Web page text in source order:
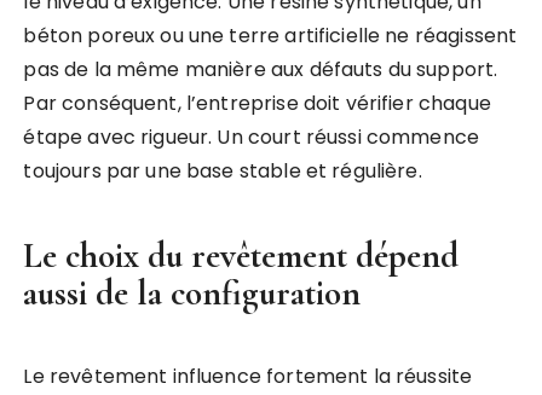
béton poreux ou une terre artificielle ne réagissent
pas de la même manière aux défauts du support.
Par conséquent, l’entreprise doit vérifier chaque
étape avec rigueur. Un court réussi commence
toujours par une base stable et régulière.
Le choix du revêtement dépend
aussi de la configuration
Le revêtement influence fortement la réussite